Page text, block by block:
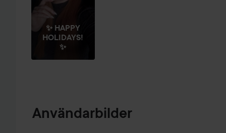
✨ HAPPY
HOLIDAYS!
✨
Användarbilder